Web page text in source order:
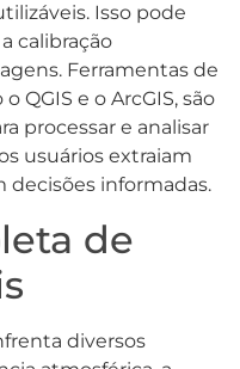
Isso pode
calibração
Ferramentas de
QGIS e o ArcGIS, são
processar e analisar
usuários extraiam
decisões informadas.
de
diversos